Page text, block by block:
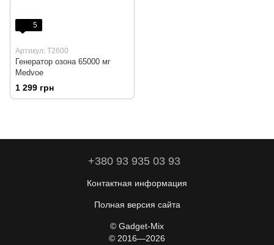
5
Артикул: T2600
Генератор озона 65000 мг
Medvoe
1 299 грн
+380 93 935 03 93
Контактная информация
Полная версия сайта
© Gadget-Mix
© 2016—2026